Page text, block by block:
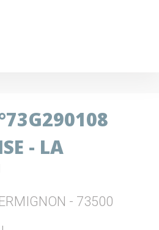
- LA
- 73500